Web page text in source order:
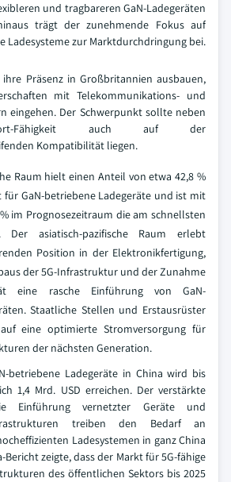
und tragbareren GaN-Ladegeräten
trägt der zunehmende Fokus auf
Ladesysteme zur Marktdurchdringung bei.
Präsenz in Großbritannien ausbauen,
mit Telekommunikations- und
eingehen. Der Schwerpunkt sollte neben
Fähigkeit auch auf der
Kompatibilität liegen.
Raum hielt einen Anteil von etwa 42,8 %
GaN-betriebene Ladegeräte und ist mit
im Prognosezeitraum die am schnellsten
Der asiatisch-pazifische Raum erlebt
Position in der Elektronikfertigung,
der 5G-Infrastruktur und der Zunahme
eine rasche Einführung von GaN-
Staatliche Stellen und Erstausrüster
eine optimierte Stromversorgung für
der nächsten Generation.
betriebene Ladegeräte in China wird bis
1,4 Mrd. USD erreichen. Der verstärkte
Einführung vernetzter Geräte und
treiben den Bedarf an
Ladesystemen in ganz China
Bericht zeigte, dass der Markt für 5G-fähige
des öffentlichen Sektors bis 2025